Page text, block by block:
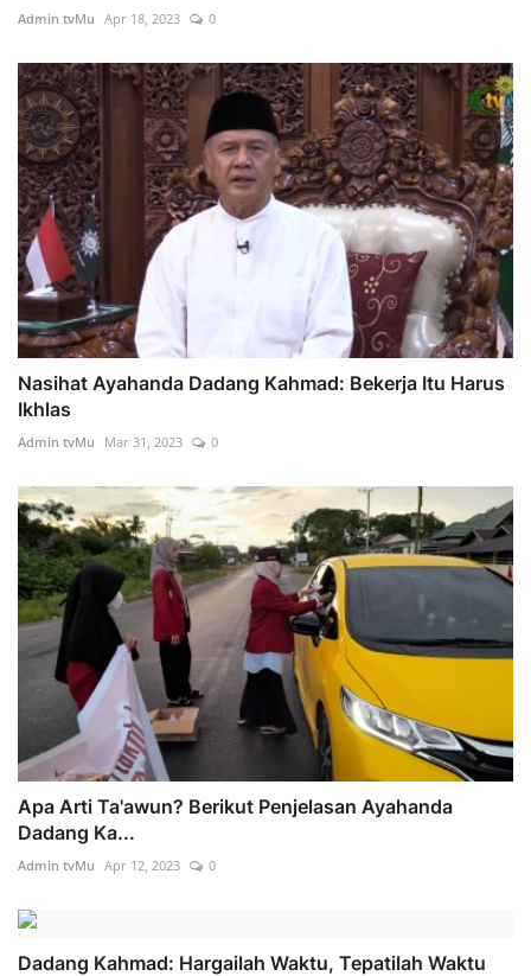
Admin tvMu Apr 18, 2023 0
Nasihat Ayahanda Dadang Kahmad: Bekerja Itu Harus
Ikhlas
Admin tvMu Mar 31, 2023 0
Apa Arti Ta'awun? Berikut Penjelasan Ayahanda
Dadang Ka...
Admin tvMu Apr 12, 2023 0
Dadang Kahmad: Hargailah Waktu, Tepatilah Waktu